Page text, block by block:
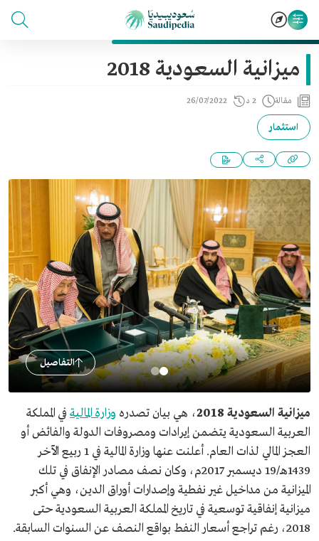
ميزانية السعودية 2018
مقالة 2 د 26/07/2022
استثمار
التفاصيل
ميزانية السعودية 2018 ، هي بيان تصدره وزارة المالية في المملكة
العربية السعودية يتضمن إيرادات ومصروفات الدولة والفائض أو
العجز المالي لذات العام. أعلنت عنها وزارة المالية في 1 ربيع الآخر
1439هـ/19 ديسمبر 2017م، وكان نصف مصادر الإنفاق في تلك
الميزانية من مداخيل غير نفطية وإصدارات أوراق الدين، وهي أكبر
ميزانية إنفاقية توسعية في تاريخ المملكة العربية السعودية حتى
2018، رغم تراجع أسعار النفط بواقع النصف عن السنوات السابقة.